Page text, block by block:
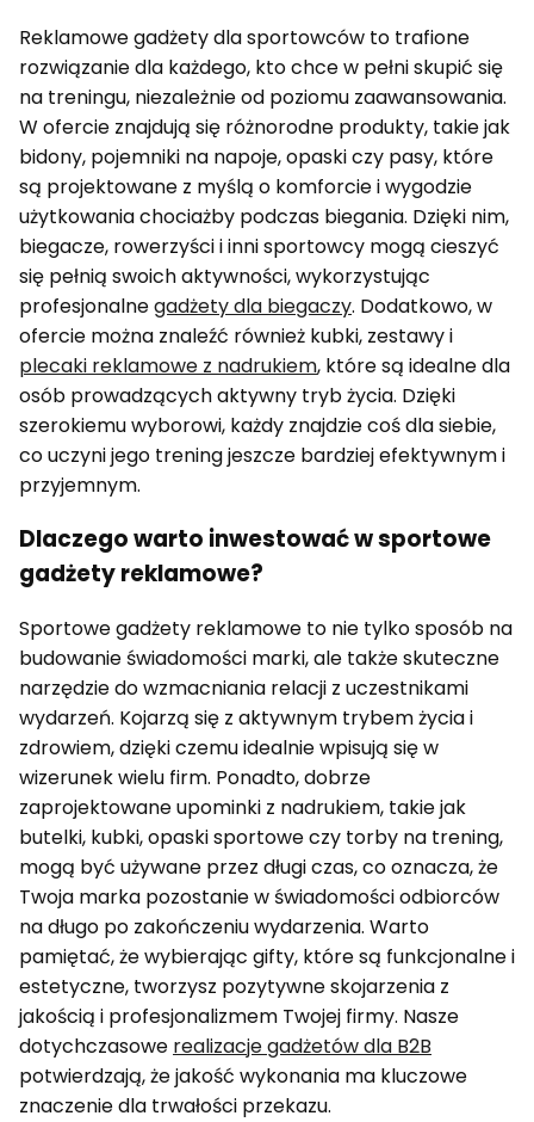
Reklamowe gadżety dla sportowców to trafione
rozwiązanie dla każdego, kto chce w pełni skupić się
na treningu, niezależnie od poziomu zaawansowania.
W ofercie znajdują się różnorodne produkty, takie jak
bidony, pojemniki na napoje, opaski czy pasy, które
są projektowane z myślą o komforcie i wygodzie
użytkowania chociażby podczas biegania. Dzięki nim,
biegacze, rowerzyści i inni sportowcy mogą cieszyć
się pełnią swoich aktywności, wykorzystując
profesjonalnegadżety dla biegaczy. Dodatkowo, w
ofercie można znaleźć również kubki, zestawy i
plecaki reklamowe z nadrukiem, które są idealne dla
osób prowadzących aktywny tryb życia. Dzięki
szerokiemu wyborowi, każdy znajdzie coś dla siebie,
co uczyni jego trening jeszcze bardziej efektywnym i
przyjemnym.
Dlaczego warto inwestować w sportowe
gadżety reklamowe?
Sportowe gadżety reklamowe to nie tylko sposób na
budowanie świadomości marki, ale także skuteczne
narzędzie do wzmacniania relacji z uczestnikami
wydarzeń. Kojarzą się z aktywnym trybem życia i
zdrowiem, dzięki czemu idealnie wpisują się w
wizerunek wielu firm. Ponadto, dobrze
zaprojektowane upominki z nadrukiem, takie jak
butelki, kubki, opaski sportowe czy torby na trening,
mogą być używane przez długi czas, co oznacza, że
Twoja marka pozostanie w świadomości odbiorców
na długo po zakończeniu wydarzenia. Warto
pamiętać, że wybierając gifty, które są funkcjonalne i
estetyczne, tworzysz pozytywne skojarzenia z
jakością i profesjonalizmem Twojej firmy. Nasze
dotychczasowe realizacje gadżetów dla B2B
potwierdzają, że jakość wykonania ma kluczowe
znaczenie dla trwałości przekazu.